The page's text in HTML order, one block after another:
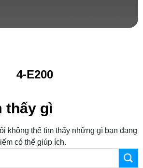
4-E200
thấy gì
không thể tìm thấy những gì bạn đang
có thể giúp ích.